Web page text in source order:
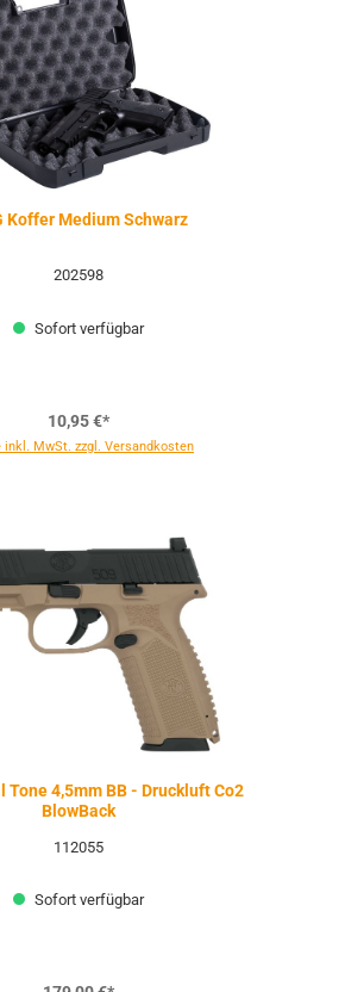
Koffer Medium Schwarz
202598
Sofort verfügbar
10,95 €*
inkl. MwSt. zzgl. Versandkosten
Tone 4,5mm BB - Druckluft Co2
BlowBack
112055
Sofort verfügbar